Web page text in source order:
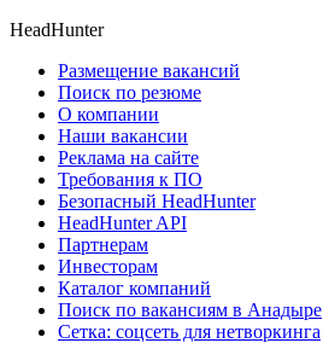
HeadHunter
Размещение вакансий
Поиск по резюме
О компании
Наши вакансии
Реклама на сайте
Требования к ПО
Безопасный HeadHunter
HeadHunter API
Партнерам
Инвесторам
Каталог компаний
Поиск по вакансиям в Анадыре
Сетка: соцсеть для нетворкинга